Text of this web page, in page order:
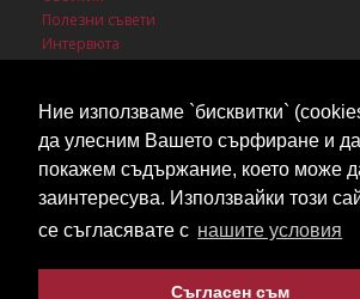
Ние използваме `бисквитки`
да улесним Вашето сърфиране и
покажем съдържание, което може
заинтересува. Използвайки този
се съгласявате с нашите условия
Съгласен съм
Полезни съвети
Интервюта
София 1142, бул. Васил Левски 3, ет. 1, ап.
Бургас 8000, ул. Вардар 26, ет. 1, офис 2, тел.
419